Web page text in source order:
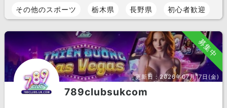
その他のスポーツ 栃木県 長野県 初心者歓迎
募集中
更新日：2026年07月17日(金)
789clubsukcom